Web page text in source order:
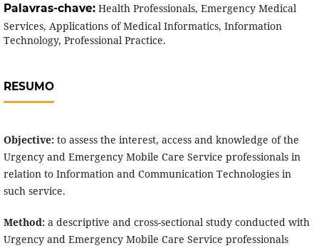
Palavras-chave: Health Professionals, Emergency Medical
Services, Applications of Medical Informatics, Information
Technology, Professional Practice.
RESUMO
Objective:to assess the interest, access and knowledge of the
Urgency and Emergency Mobile Care Service professionals in
relation to Information and Communication Technologies in
such service.
Method:a descriptive and cross-sectional study conducted with
Urgency and Emergency Mobile Care Service professionals